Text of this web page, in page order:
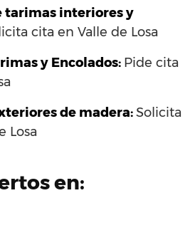
tarimas interiores y
cita en Valle de Losa
y Encolados: Pide cita
de madera:Solicita
Losa
en: